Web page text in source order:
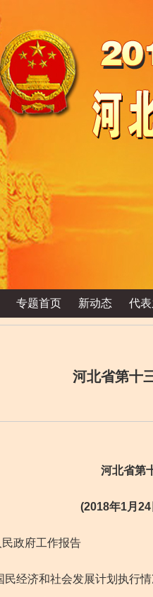
专题首页 新动态 代
河北省第十
河北省第
(2018年1月
政府工作报告
济和社会发展计划执行情